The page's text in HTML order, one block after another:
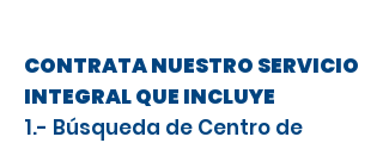
CONTRATA NUESTRO SERVICIO
INTEGRAL QUE INCLUYE
1.- Búsqueda de Centro de